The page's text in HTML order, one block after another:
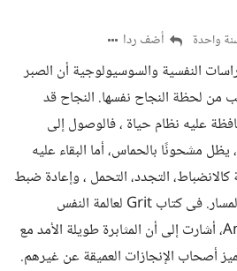
واحدة أضف ردا
النفسية والسوسيولوجية أن الصبر
من لحظة النجاح نفسها. النجاح قد
عليه نظام حياة ، فالوصول إلى
مشحونًا بالحماس، أما البقاء عليه
التجدد، التحمل ، وإعادة ضبط
البوصلة كلما انجرف المسار. فى كتاب Grit لعالمة النفس
Angela Duckworth، أشارت إلى أن المثابرة طويلة الأمد مع